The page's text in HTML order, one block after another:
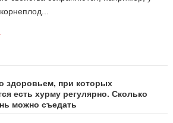
здоровьем, при которых
есть хурму регулярно. Сколько
можно съедать